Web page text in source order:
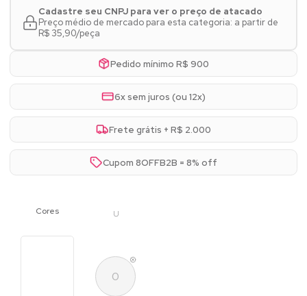
Cadastre seu CNPJ para ver o preço de atacado
Preço médio de mercado para esta categoria: a partir de
R$ 35,90/peça
Pedido mínimo R$ 900
6x sem juros (ou 12x)
Frete grátis + R$ 2.000
Cupom 8OFFB2B = 8% off
U